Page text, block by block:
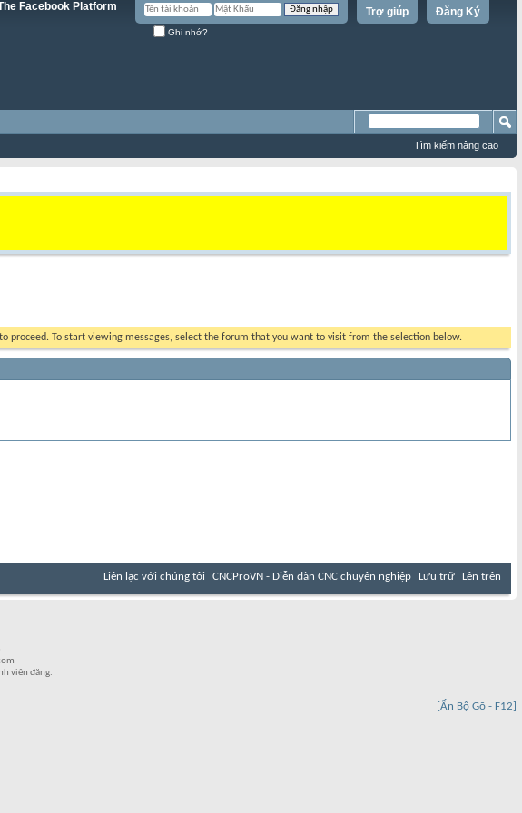
Đăng Ký
Trợ giúp
Ghi nhớ?
Tìm kiếm nâng cao
proceed. To start viewing messages, select the forum that you want to visit from the selection below.
Liên lạc với chúng tôi CNCProVN - Diễn đàn CNC chuyên nghiệp Lưu trữ Lên trên
viên đăng.
[Ẩn Bộ Gõ - F12]